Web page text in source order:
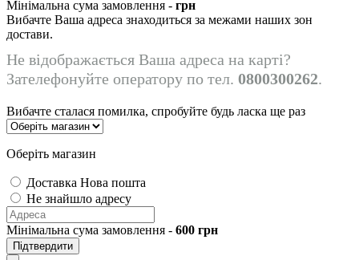
Мінімальна сума замовлення - грн
Вибачте Ваша адреса знаходиться за межами наших зон
достави.
Не відображається Ваша адреса на карті?
Зателефонуйте оператору по тел. 0800300262.
Вибачте сталася помилка, спробуйте будь ласка ще раз
Оберіть магазин
Доставка Нова пошта
Не знайшло адресу
Мінімальна сума замовлення - 600 грн
Підтвердити